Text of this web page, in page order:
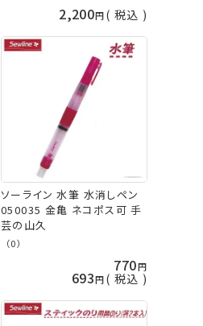
2,200 税込
ソーライン 水筆 水消しペン
050035 金亀 ネコポス可 手
芸の山久
（0）
770
693 税込